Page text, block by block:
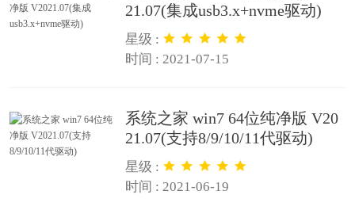
21.07(集成usb3.x+nvme驱动)
星级 :
时间 : 2021-07-15
系统之家 win7 64位纯净版 V20
21.07(支持8/9/10/11代驱动)
星级 :
时间 : 2021-06-19